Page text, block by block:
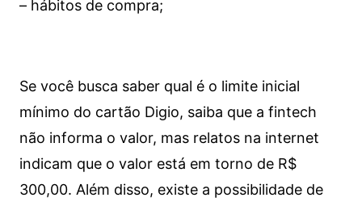
– hábitos de compra;
Se você busca saber qual é o limite inicial
mínimo do cartão Digio, saiba que a fintech
não informa o valor, mas relatos na internet
indicam que o valor está em torno de R$
300,00. Além disso, existe a possibilidade de